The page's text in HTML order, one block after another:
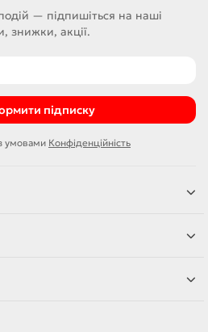
— підпишіться на наші
знижки, акції.
підписку
умовами Конфіденційність